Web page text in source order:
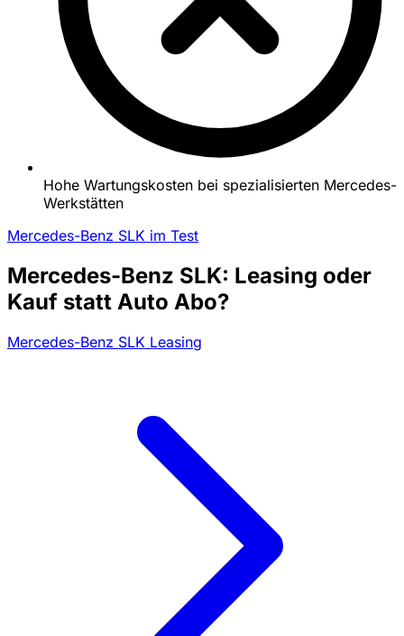
Hohe Wartungskosten bei spezialisierten Mercedes-
Werkstätten
Mercedes-Benz SLK im Test
Mercedes-Benz SLK: Leasing oder
Kauf statt Auto Abo?
Mercedes-Benz SLK Leasing